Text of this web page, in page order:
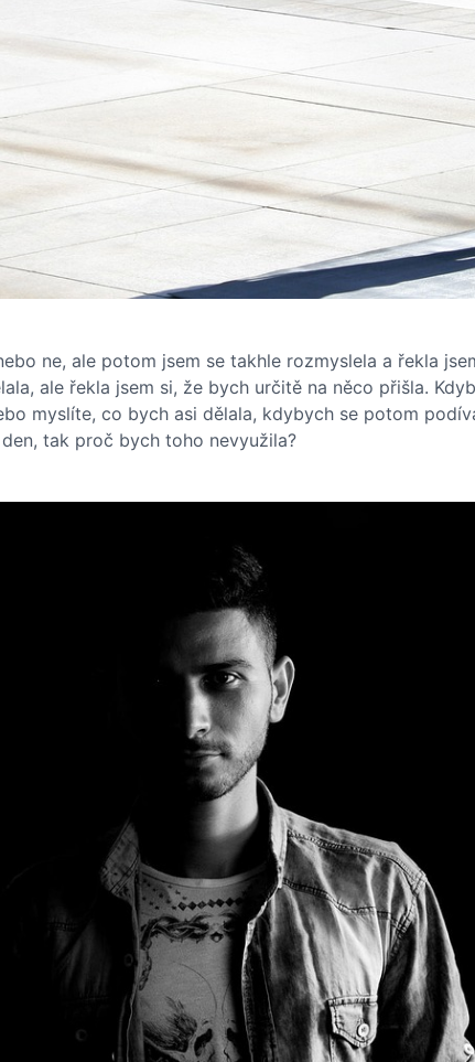
ne, ale potom jsem se takhle rozmyslela a řekla
ale řekla jsem si, že bych určitě na něco přišla.
myslíte, co bych asi dělala, kdybych se potom
tak proč bych toho nevyužila?